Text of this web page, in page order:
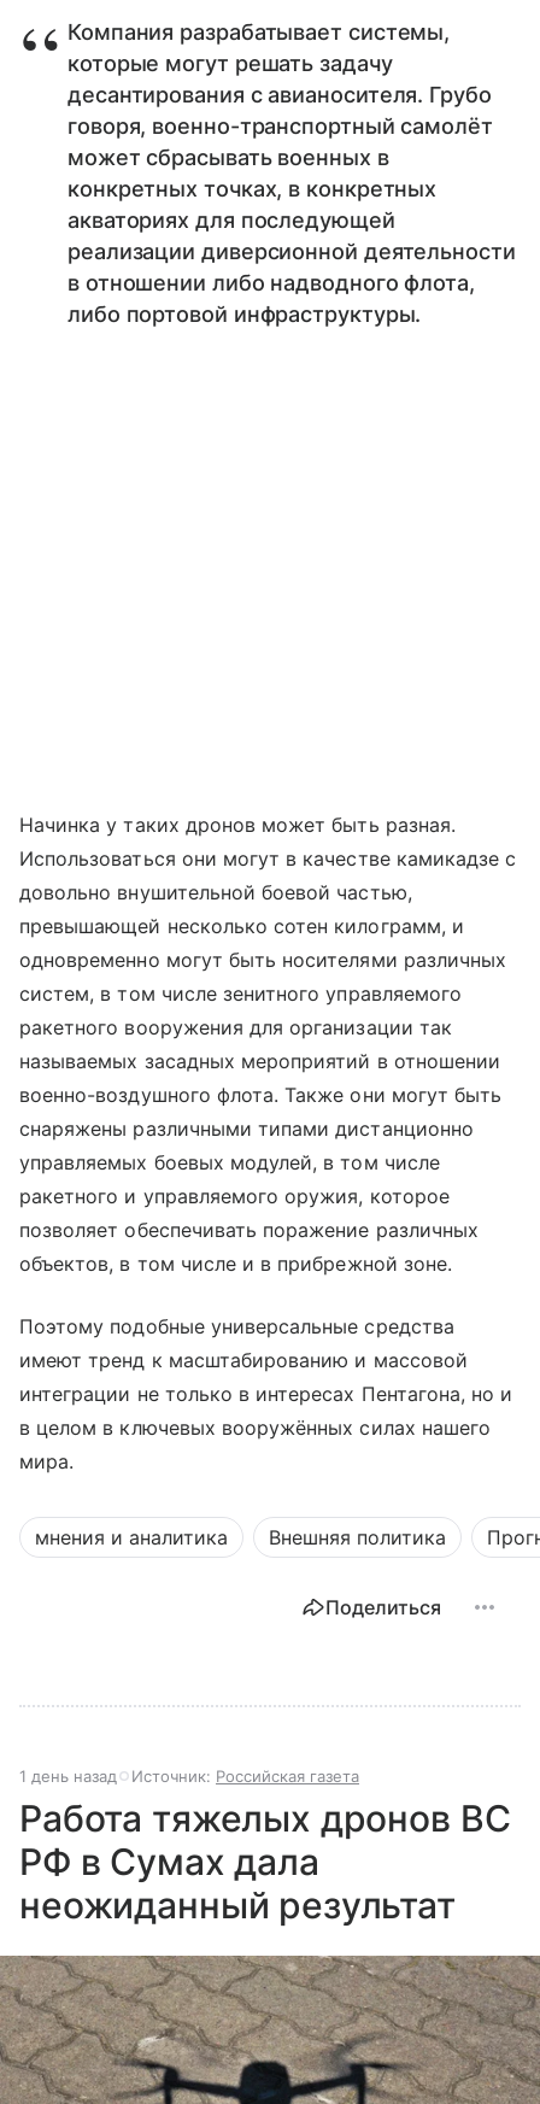
Компания разрабатывает системы,
которые могут решать задачу
десантирования с авианосителя. Грубо
говоря, военно-транспортный самолёт
может сбрасывать военных в
конкретных точках, в конкретных
акваториях для последующей
реализации диверсионной деятельности
в отношении либо надводного флота,
либо портовой инфраструктуры.
Начинка у таких дронов может быть разная.
Использоваться они могут в качестве камикадзе с
довольно внушительной боевой частью,
превышающей несколько сотен килограмм, и
одновременно могут быть носителями различных
систем, в том числе зенитного управляемого
ракетного вооружения для организации так
называемых засадных мероприятий в отношении
военно-воздушного флота. Также они могут быть
снаряжены различными типами дистанционно
управляемых боевых модулей, в том числе
ракетного и управляемого оружия, которое
позволяет обеспечивать поражение различных
объектов, в том числе и в прибрежной зоне.
Поэтому подобные универсальные средства
имеют тренд к масштабированию и массовой
интеграции не только в интересах Пентагона, но и
в целом в ключевых вооружённых силах нашего
мира.
мнения и аналитика Внешняя политика
Поделиться
1 день назад Источник: Российская газета
Работа тяжелых дронов ВС
РФ в Сумах дала
неожиданный результат